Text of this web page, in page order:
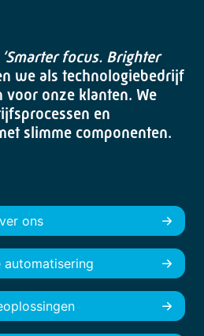
‘Smarter focus. Brighter
we als technologiebedrijf
voor onze klanten. We
en
slimme componenten.
ons
automatisering